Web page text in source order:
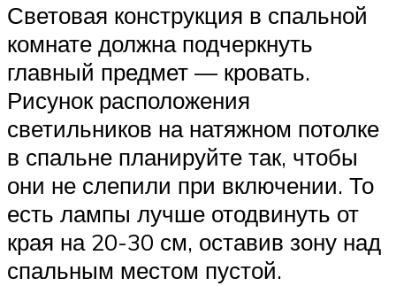
Световая конструкция в спальной
комнате должна подчеркнуть
главный предмет — кровать.
Рисунок расположения
светильников на натяжном потолке
в спальне планируйте так, чтобы
они не слепили при включении. То
есть лампы лучше отодвинуть от
края на 20-30 см, оставив зону над
спальным местом пустой.